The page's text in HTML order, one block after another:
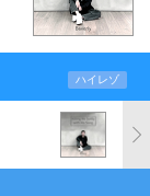
ハイレゾ